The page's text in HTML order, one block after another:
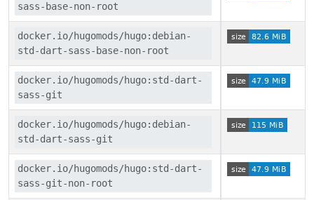
sass-base-non-root
docker.io/hugomods/hugo:debian-
std-dart-sass-base-non-root
docker.io/hugomods/hugo:std-dart-
sass-git
docker.io/hugomods/hugo:debian-
std-dart-sass-git
docker.io/hugomods/hugo:std-dart-
sass-git-non-root